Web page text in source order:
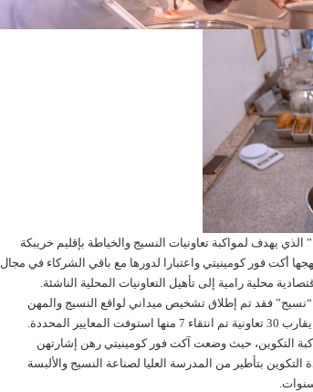
يهدف لمواكبة تعاونيات النسيج والخياطة بإقليم خريبكة
أكت فور كومينيتي واعتبارا لدورها مع باقي الشركاء في مجال
محلية رامية إلى تأهيل التعاونيات المحلية الناشئة.
فقد تم إطلاق تشخيص ميداني لواقع النسيج والمهن
المحددة.
التكوين، حيث وضعت آكت فور كومينيتي رهن إشارتهن
بتأطير من المدرسة العليا لصناعة النسيج والألبسة